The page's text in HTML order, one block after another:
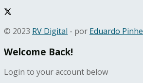
© 2023 RV Digital - por Eduardo
Welcome Back!
Login to your account below